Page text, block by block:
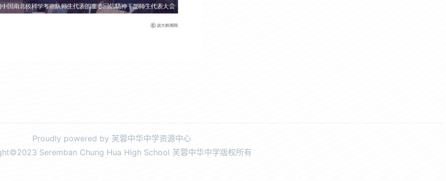
Proudly powered by 芙蓉中华中学资源中心
Seremban Chung Hua High School 芙蓉中华中学版权所有